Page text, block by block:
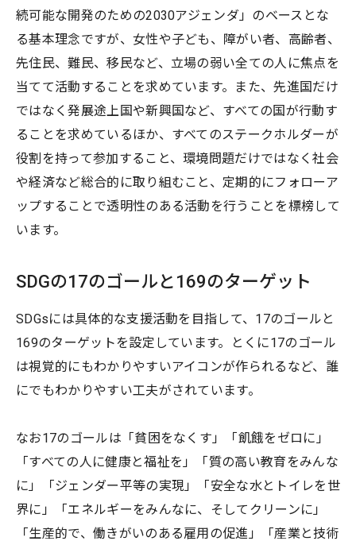
続可能な開発のための2030アジェンダ」のベースとな
る基本理念ですが、女性や子ども、障がい者、高齢者、
先住民、難民、移民など、立場の弱い全ての人に焦点を
当てて活動することを求めています。また、先進国だけ
ではなく発展途上国や新興国など、すべての国が行動す
ることを求めているほか、すべてのステークホルダーが
役割を持って参加すること、環境問題だけではなく社会
や経済など総合的に取り組むこと、定期的にフォローア
ップすることで透明性のある活動を行うことを標榜して
います。
SDGの17のゴールと169のターゲット
SDGsには具体的な支援活動を目指して、17のゴールと
169のターゲットを設定しています。とくに17のゴール
は視覚的にもわかりやすいアイコンが作られるなど、誰
にでもわかりやすい工夫がされています。
なお17のゴールは「貧困をなくす」「飢餓をゼロに」
「すべての人に健康と福祉を」「質の高い教育をみんな
に」「ジェンダー平等の実現」「安全な水とトイレを世
界に」「エネルギーをみんなに、そしてクリーンに」
「生産的で、働きがいのある雇用の促進」「産業と技術